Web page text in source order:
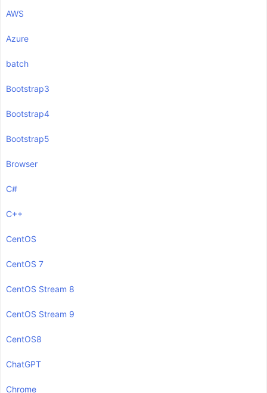
AWS
Azure
batch
Bootstrap3
Bootstrap4
Bootstrap5
Browser
C#
C++
CentOS
CentOS 7
CentOS Stream 8
CentOS Stream 9
CentOS8
ChatGPT
Chrome